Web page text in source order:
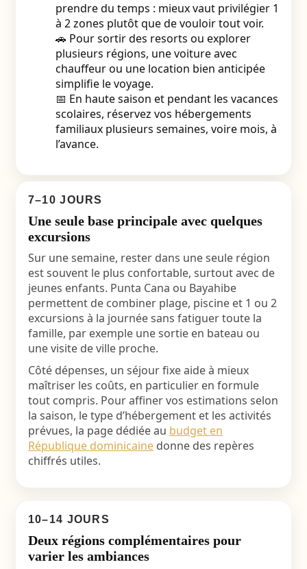
prendre du temps : mieux vaut privilégier 1
à 2 zones plutôt que de vouloir tout voir.
🚗 Pour sortir des resorts ou explorer
plusieurs régions, une voiture avec
chauffeur ou une location bien anticipée
simplifie le voyage.
📅 En haute saison et pendant les vacances
scolaires, réservez vos hébergements
familiaux plusieurs semaines, voire mois, à
l’avance.
7–10 JOURS
Une seule base principale avec quelques
excursions
Sur une semaine, rester dans une seule région
est souvent le plus confortable, surtout avec de
jeunes enfants. Punta Cana ou Bayahibe
permettent de combiner plage, piscine et 1 ou 2
excursions à la journée sans fatiguer toute la
famille, par exemple une sortie en bateau ou
une visite de ville proche.
Côté dépenses, un séjour fixe aide à mieux
maîtriser les coûts, en particulier en formule
tout compris. Pour affiner vos estimations selon
la saison, le type d’hébergement et les activités
prévues, la page dédiée au budget en
République dominicainedonne des repères
chiffrés utiles.
10–14 JOURS
Deux régions complémentaires pour
varier les ambiances